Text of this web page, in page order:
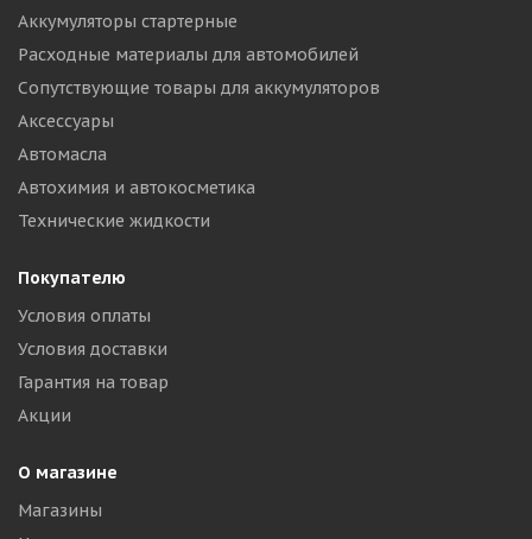
Аккумуляторы стартерные
Расходные материалы для автомобилей
Сопутствующие товары для аккумуляторов
Аксессуары
Автомасла
Автохимия и автокосметика
Технические жидкости
Покупателю
Условия оплаты
Условия доставки
Гарантия на товар
Акции
О магазине
Магазины